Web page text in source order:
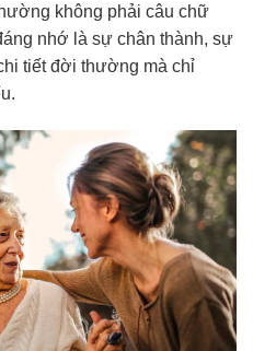
không phải câu chữ
nhớ là sự chân thành, sự
tiết đời thường mà chỉ